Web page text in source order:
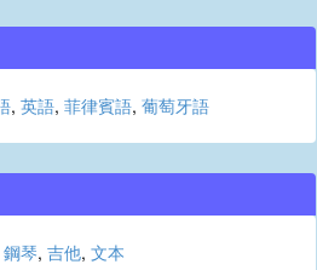
, 英語, 菲律賓語, 葡萄牙語
鋼琴, 吉他, 文本